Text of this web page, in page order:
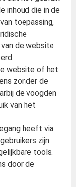
inhoud die in de
toepassing,
de website
website of het
zonder de
de voogden
van het
heeft via
zijn
tools.
door de